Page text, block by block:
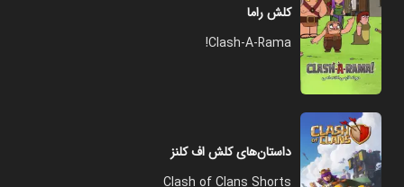
کلش راما
Clash-A-Rama!
داستان‌های کلش اف کلنز
Clash of Clans Shorts